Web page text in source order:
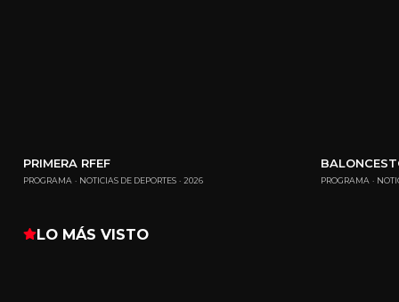
PRIMERA RFEF
PROGRAMA NOTICIAS DE DEPORTES 2026 PROGRAMA
LO MÁS VISTO